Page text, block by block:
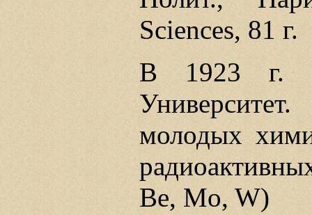
Sciences, 81 г.
В 1923 г.
молодых
Be, Mo, W)